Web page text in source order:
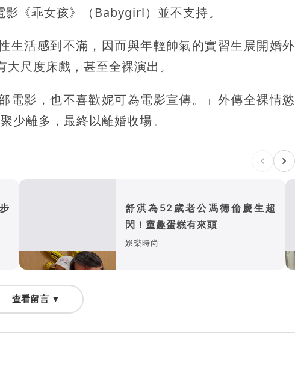
《乖女孩》（Babygirl）並不支持。
生活感到不滿，因而與年輕帥氣的實習生展開婚外
尺度床戲，甚至全裸演出。
電影，也不喜歡妮可為電影宣傳。」外傳全裸情慾
少離多，最終以離婚收場。
舒淇為52歲老公馮德倫慶生超
閃！童趣蛋糕有來頭
娛樂時尚
查看留言 ▼